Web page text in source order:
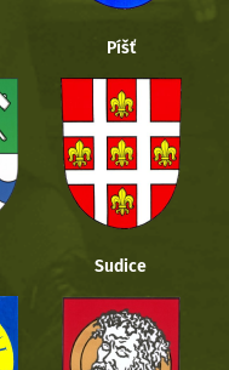
Píšť
Sudice